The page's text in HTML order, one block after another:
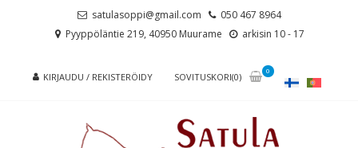
satulasoppi@gmail.com
050 467 8964
Pyyppöläntie 219, 40950 Muurame
arkisin 10 - 17
KIRJAUDU / REKISTERÖIDY SOVITUSKORI(0)
0